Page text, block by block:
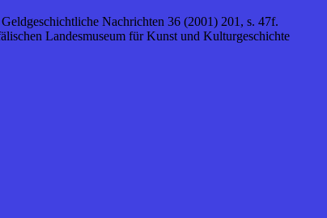
Nachrichten 36 (2001) 201, s. 47f.
Landesmuseum für Kunst und Kulturgeschichte